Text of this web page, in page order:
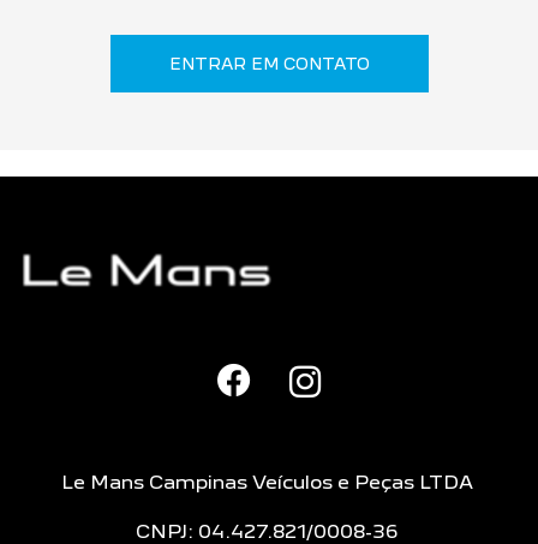
ENTRAR EM CONTATO
Le Mans Campinas Veículos e Peças LTDA
CNPJ: 04.427.821/0008-36